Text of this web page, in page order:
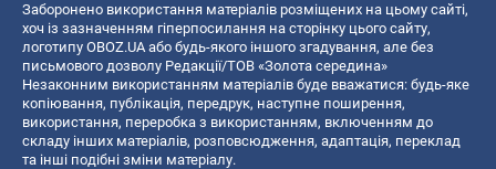
Заборонено використання матеріалів розміщених на цьому сайті,
хоч із зазначенням гіперпосилання на сторінку цього сайту,
логотипу OBOZ.UA або будь-якого іншого згадування, але без
письмового дозволу Редакції/ТОВ «Золота середина»
Незаконним використанням матеріалів буде вважатися: будь-яке
копiювання, публiкацiя, передрук, наступне поширення,
використання, переробка з використанням, включенням до
складу інших матеріалів, розповсюдження, адаптація, переклад
та інші подібні зміни матеріалу.